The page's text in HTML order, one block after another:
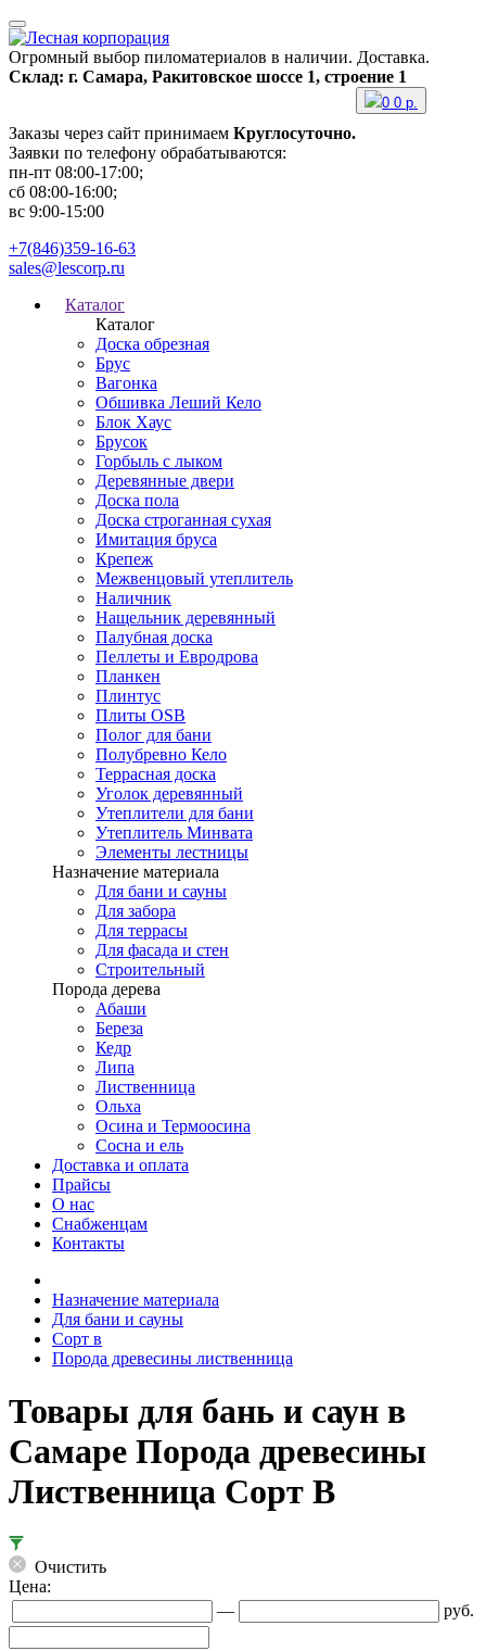
Огромный выбор пиломатериалов в наличии. Доставка.
Склад: г. Самара, Ракитовское шоссе 1, строение 1
Заказы через сайт принимаем Круглосуточно.
Заявки по телефону обрабатываются:
пн-пт 08:00-17:00;
сб 08:00-16:00;
вс 9:00-15:00
0 0 р.
+7(846)359-16-63
sales@lescorp.ru
Каталог
Каталог
Доска обрезная
Брус
Вагонка
Обшивка Леший Кело
Блок Хаус
Брусок
Горбыль с лыком
Деревянные двери
Доска пола
Доска строганная сухая
Имитация бруса
Крепеж
Межвенцовый утеплитель
Наличник
Нащельник деревянный
Палубная доска
Пеллеты и Евродрова
Планкен
Плинтус
Плиты OSB
Полог для бани
Полубревно Кело
Террасная доска
Уголок деревянный
Утеплители для бани
Утеплитель Минвата
Элементы лестницы
Назначение материала
Для бани и сауны
Для забора
Для террасы
Для фасада и стен
Строительный
Порода дерева
Абаши
Береза
Кедр
Липа
Лиственница
Ольха
Осина и Термоосина
Сосна и ель
Доставка и оплата
Прайсы
О нас
Снабженцам
Контакты
Назначение материала
Для бани и сауны
Сорт в
Порода древесины лиственница
Товары для бань и саун в
Самаре Порода древесины
Лиственница Сорт В
Очистить
Цена:
—
руб.